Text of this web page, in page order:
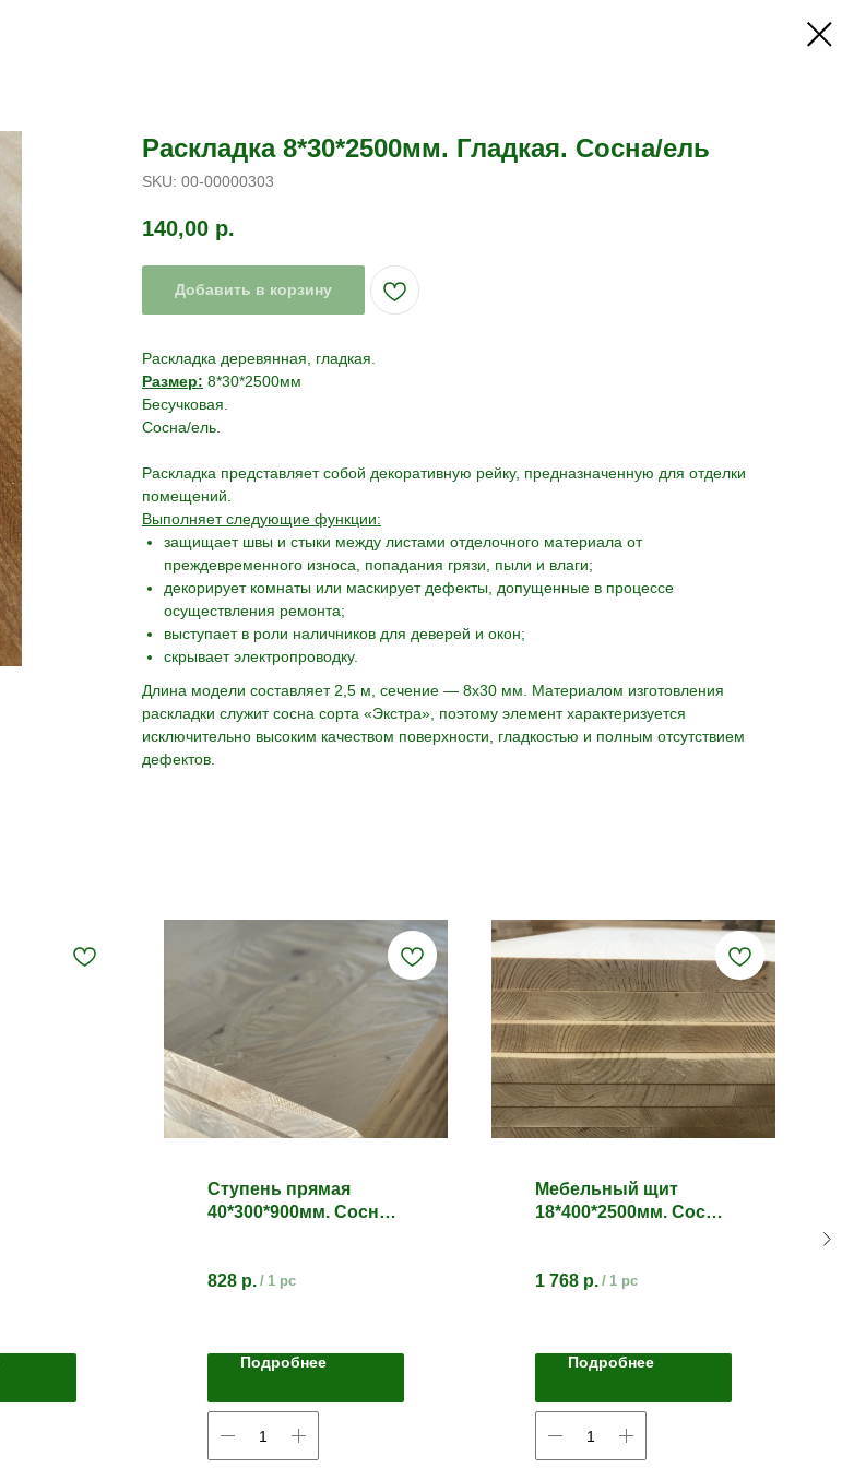
Раскладка 8*30*2500мм. Гладкая. Сосна/ель
SKU: 00-00000303
140,00 р.
Добавить в корзину
Раскладка деревянная, гладкая.
Размер: 8*30*2500мм
Бесучковая.
Сосна/ель.
Раскладка представляет собой декоративную рейку, предназначенную для отделки
помещений.
Выполняет следующие функции:
защищает швы и стыки между листами отделочного материала от
преждевременного износа, попадания грязи, пыли и влаги;
декорирует комнаты или маскирует дефекты, допущенные в процессе
осуществления ремонта;
выступает в роли наличников для деверей и окон;
скрывает электропроводку.
Длина модели составляет 2,5 м, сечение — 8x30 мм. Материалом изготовления
раскладки служит сосна сорта «Экстра», поэтому элемент характеризуется
исключительно высоким качеством поверхности, гладкостью и полным отсутствием
дефектов.
Ступень прямая
40*300*900мм. Сосна.
828 р. / 1 pc
Подробнее
Мебельный щит
18*400*2500мм. Сосна/
1 768 р. / 1 pc
Подробнее